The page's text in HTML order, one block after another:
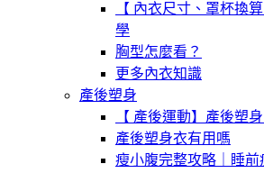
【 內衣尺寸、罩杯換
學
胸型怎麼看？
更多內衣知識
產後塑身
【 產後運動】產後塑
產後塑身衣有用嗎
瘦小腹完整攻略｜睡